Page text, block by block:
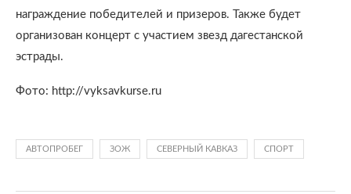
награждение победителей и призеров. Также будет
организован концерт с участием звезд дагестанской
эстрады.
Фото: http://vyksavkurse.ru
АВТОПРОБЕГ ЗОЖ СЕВЕРНЫЙ КАВКАЗ СПОРТ